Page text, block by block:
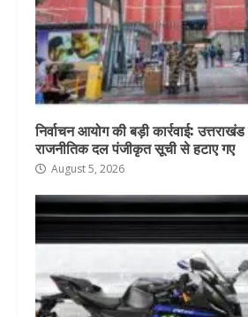
निर्वाचन आयोग की बड़ी कार्रवाई:
राजनीतिक दल पंजीकृत सूची से हटाए गए
August 5, 2026